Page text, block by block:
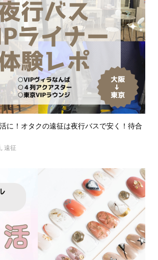
に！オタクの遠征は夜行バスで安く！待合
, 遠征